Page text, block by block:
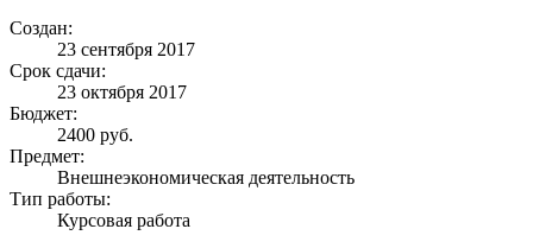
Создан:
23 сентября 2017
Срок сдачи:
23 октября 2017
Бюджет:
2400 руб.
Предмет:
Внешнеэкономическая деятельность
Тип работы:
Курсовая работа